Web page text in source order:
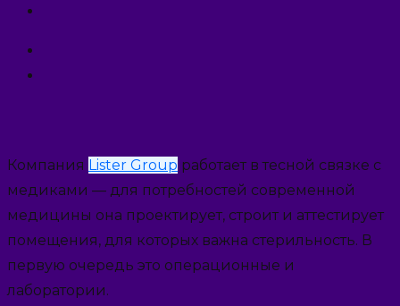
Компания Lister Group работает в тесной связке с
медиками — для потребностей современной
медицины она проектирует, строит и аттестирует
помещения, для которых важна стерильность. В
первую очередь это операционные и
лаборатории.